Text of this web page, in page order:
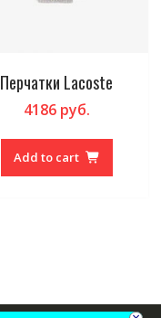
Перчатки Lacoste
4186руб.
Add to cart